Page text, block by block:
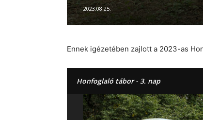
2023.08.25.
Ennek igézetében zajlott a 2023-as
Honfoglaló tábor - 3. nap